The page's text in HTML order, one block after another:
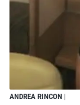
ANDREA RINCON |